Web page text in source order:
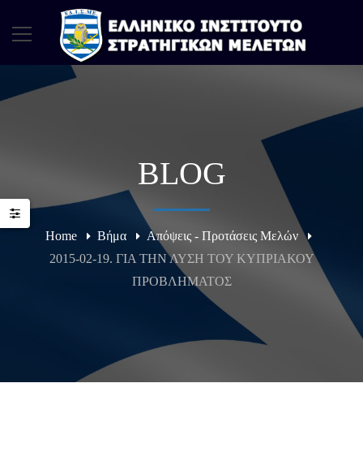
BLOG
Home Βήμα
Απόψεις - Προτάσεις Μελών
2015-02-19. ΓΙΑ ΤΗΝ ΛΥΣΗ ΤΟΥ ΚΥΠΡΙΑΚΟΥ
ΠΡΟΒΛΗΜΑΤΟΣ